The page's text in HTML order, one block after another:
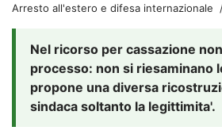
Arresto all'estero e difesa internazionale
Nel ricorso per cassazione
processo: non si riesaminano
propone una diversa
sindaca soltanto la legittimita'.